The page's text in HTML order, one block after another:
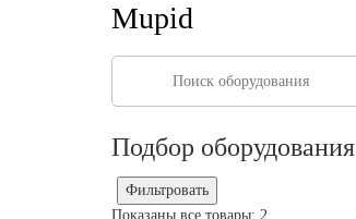
Mupid
Подбор оборудования
Фильтровать
Показаны все товары: 2